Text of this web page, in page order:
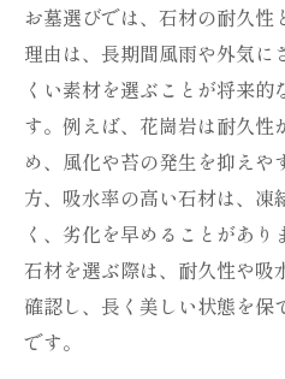
墓石の吸水率と耐久性を
お墓に適した墓石
性
吸水率が高すぎる
ント
耐久性が長持ちす
墓石吸水率一覧か
材
お墓選びでは、石材の耐久性
理由は、長期間風雨や外気に
くい素材を選ぶことが将来
す。例えば、花崗岩は耐久性
め、風化や苔の発生を抑えや
方、吸水率の高い石材は、凍
く、劣化を早めることがあ
石材を選ぶ際は、耐久性や吸
確認し、長く美しい状態を
です。